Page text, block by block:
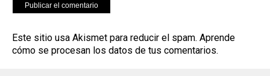
Este sitio usa Akismet para reducir el spam. Aprende
cómo se procesan los datos de tus comentarios.